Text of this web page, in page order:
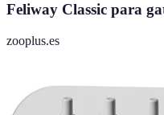
Feliway Classic para
zooplus.es